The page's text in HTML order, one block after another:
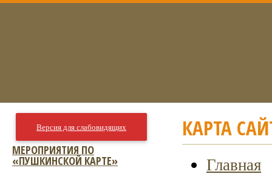
КАРТА
Главная
Версия для слабовидящих
МЕРОПРИЯТИЯ ПО
«ПУШКИНСКОЙ КАРТЕ»